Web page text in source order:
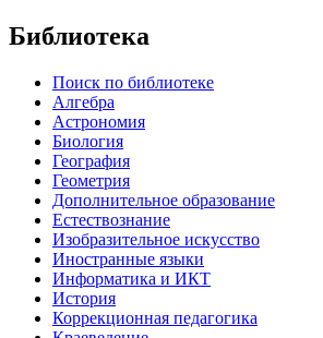
Библиотека
Поиск по библиотеке
Алгебра
Астрономия
Биология
География
Геометрия
Дополнительное образование
Естествознание
Изобразительное искусство
Иностранные языки
Информатика и ИКТ
История
Коррекционная педагогика